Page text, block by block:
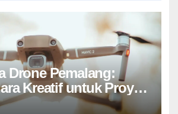
Drone Pemalang:
Kreatif untuk Proyek
Batas】